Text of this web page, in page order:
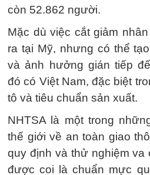
còn 52.862 người.
Mặc dù việc cắt giảm
ra tại Mỹ, nhưng có thể
và ảnh hưởng gián tiếp
đó có Việt Nam, đặc biệt
tô và tiêu chuẩn sản xuất.
NHTSA là một trong
thế giới về an toàn giao
quy định và thử nghiệm va
được coi là chuẩn mực